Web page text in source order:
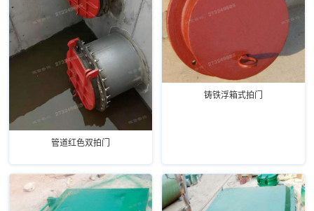
管道红色双拍门
铸铁浮箱式拍门